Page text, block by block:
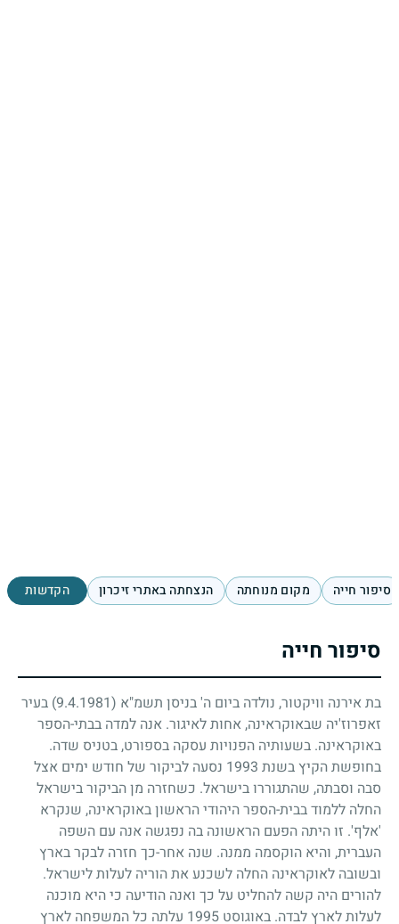
סיפור חייה מקום מנוחתה הנצחתה באתרי זיכרון הקדשות
סיפור חייה
בת אירנה וויקטור, נולדה ביום ה' בניסן תשמ"א (9.4.1981)
בעיר
זאפרוז'יה שבאוקראינה, אחות לאיגור. אנה למדה בבתי-הספר
באוקראינה. בשעותיה הפנויות עסקה בספורט, בטניס שדה.
בחופשת הקיץ בשנת 1993 נסעה לביקור של חודש ימים אצל
סבה וסבתה, שהתגוררו בישראל. כשחזרה מן הביקור בישראל
החלה ללמוד בבית-הספר היהודי הראשון באוקראינה, שנקרא
'אלף'. זו היתה הפעם הראשונה בה נפגשה אנה עם השפה
העברית, והיא הוקסמה ממנה. שנה אחר-כך חזרה לבקר בארץ
ובשובה לאוקראינה החלה לשכנע את הוריה לעלות לישראל.
להורים היה קשה להחליט על כך ואנה הודיעה כי היא מוכנה
לעלות לארץ לבדה. באוגוסט 1995 עלתה כל המשפחה לארץ